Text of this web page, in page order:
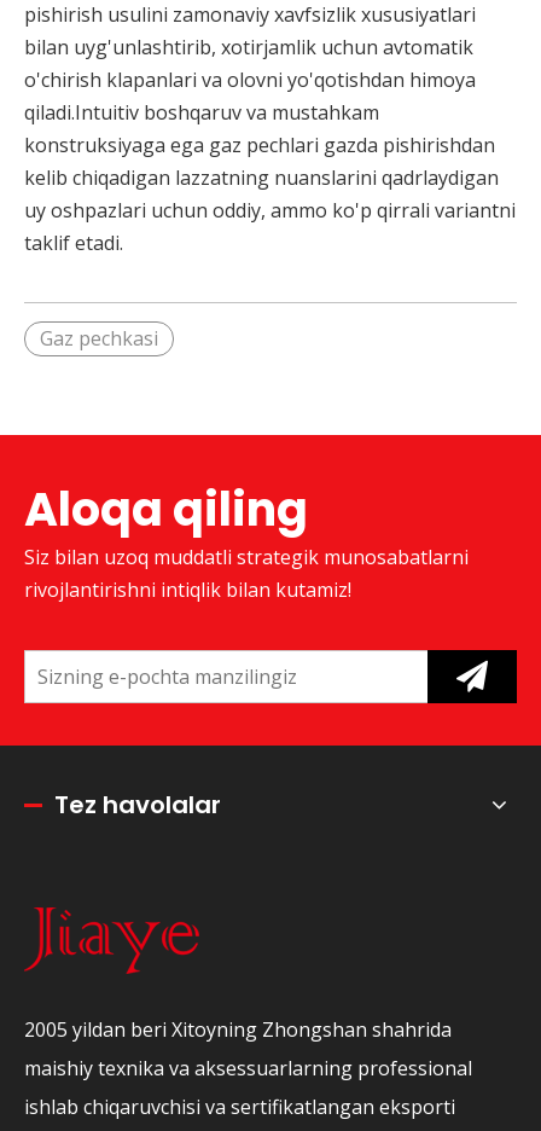
pishirish usulini zamonaviy xavfsizlik xususiyatlari
bilan uyg'unlashtirib, xotirjamlik uchun avtomatik
o'chirish klapanlari va olovni yo'qotishdan himoya
qiladi.Intuitiv boshqaruv va mustahkam
konstruksiyaga ega gaz pechlari gazda pishirishdan
kelib chiqadigan lazzatning nuanslarini qadrlaydigan
uy oshpazlari uchun oddiy, ammo ko'p qirrali variantni
taklif etadi.
Gaz pechkasi
Aloqa qiling
Siz bilan uzoq muddatli strategik munosabatlarni
rivojlantirishni intiqlik bilan kutamiz!
Tez havolalar
2005 yildan beri Xitoyning Zhongshan shahrida
maishiy texnika va aksessuarlarning professional
ishlab chiqaruvchisi va sertifikatlangan eksporti